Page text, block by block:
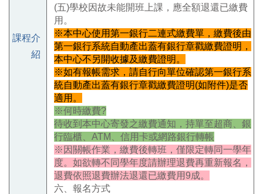
課程介
紹
(五)學校因故未能開班上課，應全額退還已繳費
用。
※本中心使用第一銀行二連式繳費單，繳費後由
第一銀行系統自動產出蓋有銀行章戳繳費證明，
本中心不另開收據及繳費證明。
※如有報帳需求，請自行向單位確認第一銀行系
統自動產出蓋有銀行章戳繳費證明(如附件)是否
適用。
※何時繳費?
待收到本中心寄發之繳費通知，持單至超商、銀
行臨櫃、ATM、信用卡或網路銀行轉帳
※因關帳作業，繳費後轉班，僅限定轉同一學年
度。如欲轉不同學年度請辦理退費再重新報名，
退費依照退費辦法退還已繳費用9成。
六、報名方式